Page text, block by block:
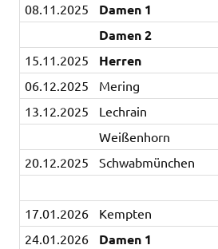
08.11.2025
Damen 1
Damen 2
15.11.2025
Herren
06.12.2025
Mering
13.12.2025
Lechrain
Weißenhorn
20.12.2025
Schwabmünchen
17.01.2026 Kempten
24.01.2026 Damen 1